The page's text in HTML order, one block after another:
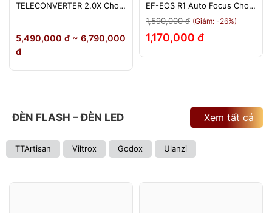
TELECONVERTER 2.0X Cho
Tháng
5,490,000 đ ~ 6,790,000
đ
EF-EOS R1 Auto Focus Cho
Canon EOS R/RP/R5/R6 - Bảo
Hành 12 Tháng 1 Đổi 1
1,590,000 đ (Giảm: -26%)
1,170,000 đ
ĐÈN FLASH – ĐÈN LED
TTArtisan Viltrox Godox Ulanzi
Xem tất cả